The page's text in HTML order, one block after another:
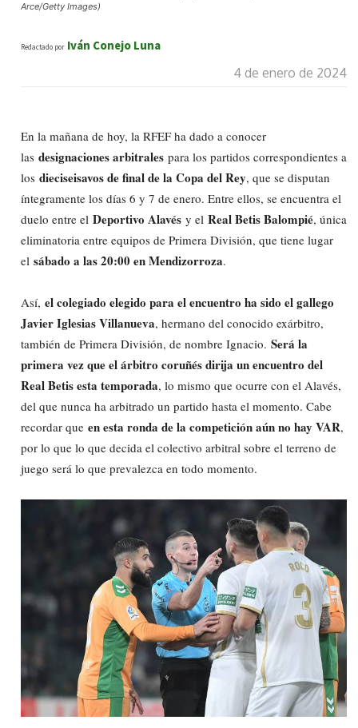
Arce/Getty Images)
Redactado por Iván Conejo Luna
4 de enero de 2024
En la mañana de hoy, la RFEF ha dado a conocer
las designaciones arbitrales para los partidos correspondientes a
los dieciseisavos de final de la Copa del Rey, que se disputan
íntegramente los días 6 y 7 de enero. Entre ellos, se encuentra el
duelo entre el Deportivo Alavés y el Real Betis Balompié, única
eliminatoria entre equipos de Primera División, que tiene lugar
el sábado a las 20:00 en Mendizorroza.
Así, el colegiado elegido para el encuentro ha sido el gallego
Javier Iglesias Villanueva, hermano del conocido exárbitro,
también de Primera División, de nombre Ignacio. Será la
primera vez que el árbitro coruñés dirija un encuentro del
Real Betis esta temporada, lo mismo que ocurre con el Alavés,
del que nunca ha arbitrado un partido hasta el momento. Cabe
recordar que en esta ronda de la competición aún no hay VAR,
por lo que lo que decida el colectivo arbitral sobre el terreno de
juego será lo que prevalezca en todo momento.